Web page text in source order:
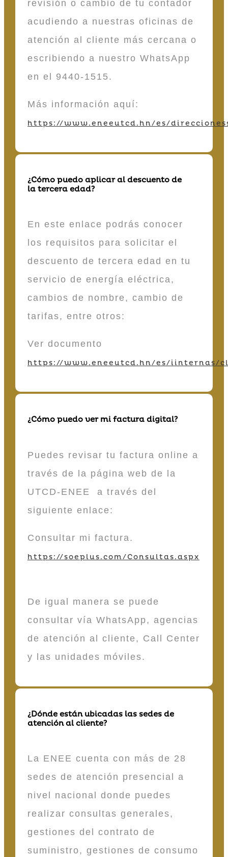
revisión o cambio de tu contador
acudiendo a nuestras oficinas de
atención al cliente más cercana o
escribiendo a nuestro WhatsApp
en el 9440-1515.
Más información aquí:
https://www.eneeutcd.hn/es/
¿Cómo puedo aplicar al descuento de
la tercera edad?
En este enlace podrás conocer
los requisitos para solicitar el
descuento de tercera edad en tu
servicio de energía eléctrica,
cambios de nombre, cambio de
tarifas, entre otros:
Ver documento
https://www.eneeutcd.hn/es/iinternas/
¿Cómo puedo ver mi factura digital?
Puedes revisar tu factura online a
través de la página web de la
UTCD-ENEE a través del
siguiente enlace:
Consultar mi factura.
https://soeplus.com/Consultas.aspx
De igual manera se puede
consultar vía WhatsApp, agencias
de atención al cliente, Call Center
y las unidades móviles.
¿Dónde están ubicadas las sedes de
atención al cliente?
La ENEE cuenta con más de 28
sedes de atención presencial a
nivel nacional donde puedes
realizar consultas generales,
gestiones del contrato de
suministro, gestiones de consumo